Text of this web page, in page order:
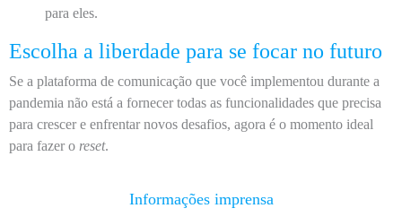
para eles.
Escolha a liberdade para se focar no futuro
Se a plataforma de comunicação que você implementou durante a
pandemia não está a fornecer todas as funcionalidades que precisa
para crescer e enfrentar novos desafios, agora é o momento ideal
para fazer o reset.
Informações imprensa